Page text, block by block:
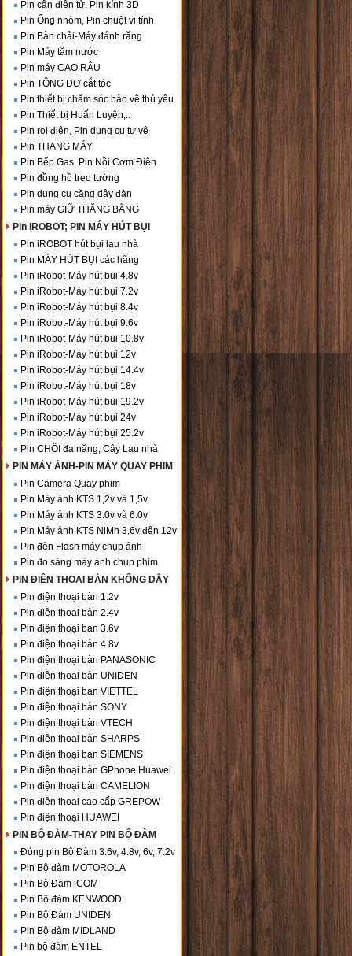
Pin cân điện tử, Pin kính 3D
Pin Ống nhòm, Pin chuột vi tính
Pin Bàn chải-Máy đánh răng
Pin Máy tăm nước
Pin máy CẠO RÂU
Pin TÔNG ĐƠ cắt tóc
Pin thiết bị chăm sóc bảo vệ thú yêu
Pin Thiết bị Huấn Luyện,..
Pin roi điện, Pin dụng cụ tự vệ
Pin THANG MÁY
Pin Bếp Gas, Pin Nồi Cơm Điện
Pin đồng hồ treo tường
Pin dung cụ căng dây đàn
Pin máy GIỮ THĂNG BẰNG
Pin iROBOT; PIN MÁY HÚT BỤI
Pin iROBOT hút bụi lau nhà
Pin MÁY HÚT BỤI các hãng
Pin iRobot-Máy hút bụi 4.8v
Pin iRobot-Máy hút bụi 7.2v
Pin iRobot-Máy hút bụi 8.4v
Pin iRobot-Máy hút bụi 9.6v
Pin iRobot-Máy hút bụi 10.8v
Pin iRobot-Máy hút bụi 12v
Pin iRobot-Máy hút bụi 14.4v
Pin iRobot-Máy hút bụi 18v
Pin iRobot-Máy hút bụi 19.2v
Pin iRobot-Máy hút bụi 24v
Pin iRobot-Máy hút bụi 25.2v
Pin CHỔI đa năng, Cây Lau nhà
PIN MÁY ẢNH-PIN MÁY QUAY PHIM
Pin Camera Quay phim
Pin Máy ảnh KTS 1,2v và 1,5v
Pin Máy ảnh KTS 3.0v và 6.0v
Pin Máy ảnh KTS NiMh 3,6v đến 12v
Pin đèn Flash máy chụp ảnh
Pin đo sáng máy ảnh chụp phim
PIN ĐIỆN THOẠI BÀN KHÔNG DÂY
Pin điện thoại bàn 1.2v
Pin điện thoại bàn 2.4v
Pin điện thoại bàn 3.6v
Pin điện thoại bàn 4.8v
Pin điện thoại bàn PANASONIC
Pin điện thoại bàn UNIDEN
Pin điện thoại bàn VIETTEL
Pin điện thoại bàn SONY
Pin điện thoại bàn VTECH
Pin điện thoại bàn SHARPS
Pin điện thoại bàn SIEMENS
Pin điện thoại bàn GPhone Huawei
Pin điện thoại bàn CAMELION
Pin điện thoại cao cấp GREPOW
Pin điện thoại HUAWEI
PIN BỘ ĐÀM-THAY PIN BỘ ĐÀM
Đóng pin Bộ Đàm 3.6v, 4.8v, 6v, 7.2v
Pin Bộ đàm MOTOROLA
Pin Bộ Đàm iCOM
Pin Bộ đàm KENWOOD
Pin Bộ Đàm UNIDEN
Pin Bộ đàm MIDLAND
Pin bộ đàm ENTEL